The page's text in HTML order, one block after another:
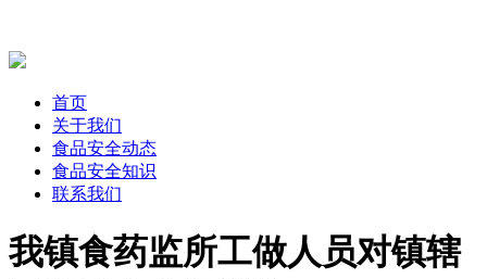
首页
关于我们
食品安全动态
食品安全知识
联系我们
我镇食药监所工做人员对镇辖